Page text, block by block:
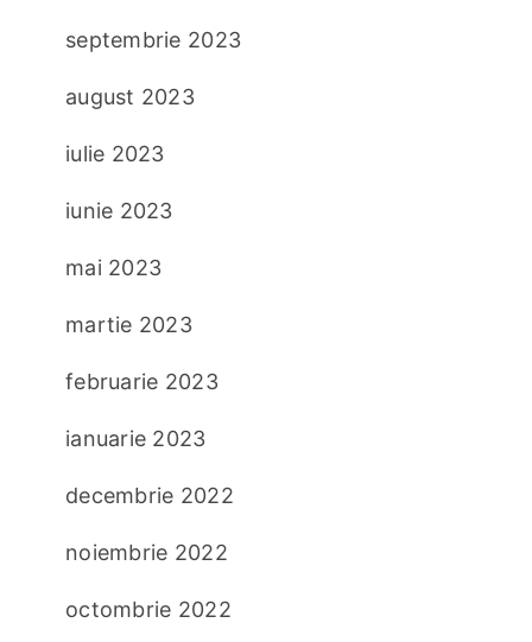
septembrie 2023
august 2023
iulie 2023
iunie 2023
mai 2023
martie 2023
februarie 2023
ianuarie 2023
decembrie 2022
noiembrie 2022
octombrie 2022